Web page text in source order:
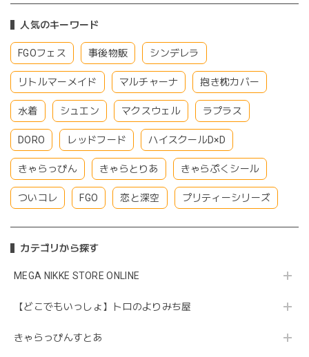
人気のキーワード
FGOフェス 事後物販 シンデレラ
リトルマーメイド マルチャーナ 抱き枕カバー
水着 シュエン マクスウェル ラプラス
DORO レッドフード ハイスクールD×D
きゃらっぴん きゃらとりあ きゃらぷくシール
ついコレ FGO 恋と深空 プリティーシリーズ
カテゴリから探す
MEGA NIKKE STORE ONLINE
【どこでもいっしょ】トロのよりみち屋
きゃらっぴんすとあ